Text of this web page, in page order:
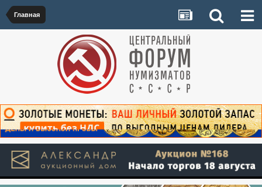
Главная